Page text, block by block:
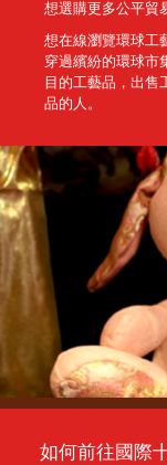
想選購更多公平貿
想在線瀏覽環球工
穿過繽紛的環球市
目的工藝品，出售
品的人。
如何前往國際